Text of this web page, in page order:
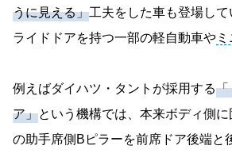
うに見える」工夫をした車も登場し
ライドドアを持つ一部の軽自動車や
例えばダイハツ・タントが採用する「
ア」という機構では、本来ボディ側
の助手席側Bピラーを前席ドア後端と